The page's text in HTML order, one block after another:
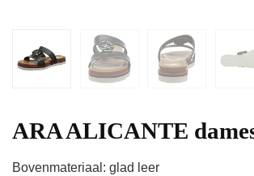
ARA ALICANTE
Bovenmateriaal: glad leer